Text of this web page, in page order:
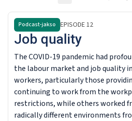
Podcast-jakso EPISODE12
Job quality
The COVID-19 pandemic had
the labour market and job quality
workers, particularly those
continuing to work from the
restrictions, while others worked
radically different environments